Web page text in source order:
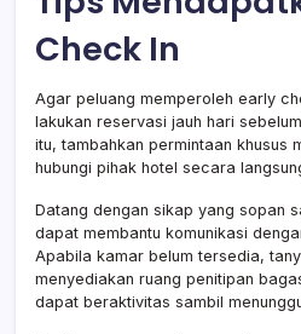
Check In
Agar peluang memperoleh early
lakukan reservasi jauh hari
itu, tambahkan permintaan khusus
hubungi pihak hotel secara
Datang dengan sikap yang sopan
dapat membantu komunikasi
Apabila kamar belum tersedia,
menyediakan ruang penitipan
dapat beraktivitas sambil